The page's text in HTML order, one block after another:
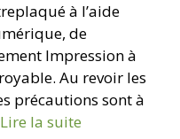
à l’aide
de
Impression à
Au revoir les
précautions sont à
Lire la suite